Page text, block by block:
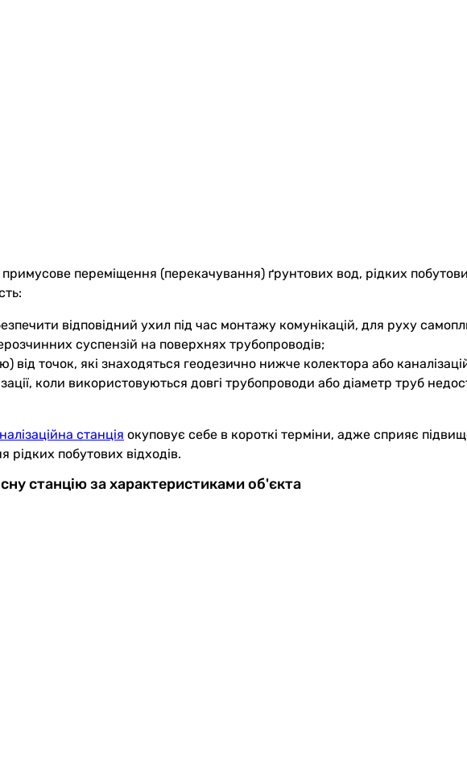
переміщення (перекачування) ґрунтових вод, рідких
відповідний ухил під час монтажу комунікацій, для руху
суспензій на поверхнях трубопроводів;
від точок, які знаходяться геодезично нижче колектора або
коли використовуються довгі трубопроводи або діаметр труб
станція окуповує себе в короткі терміни, адже сприяє
побутових відходів.
станцію за характеристиками об'єкта